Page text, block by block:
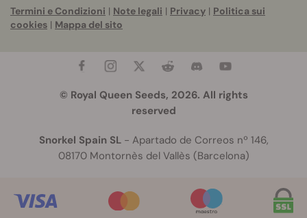
Termini e Condizioni | Note legali | Privacy | Politica sui
cookies | Mappa del sito
© Royal Queen Seeds, 2026. All rights
reserved
Snorkel Spain SL- Apartado de Correos nº 146,
08170 Montornès del Vallès (Barcelona)